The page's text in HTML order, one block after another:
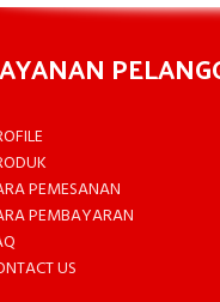
PEMESANAN
PEMBAYARAN
US